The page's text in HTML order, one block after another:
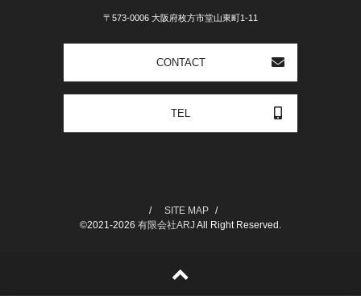
〒573-0006 大阪府枚方市堂山東町1-11
CONTACT
TEL
SITE MAP
©2021-2026 有限会社ARJ All Right Reserved.